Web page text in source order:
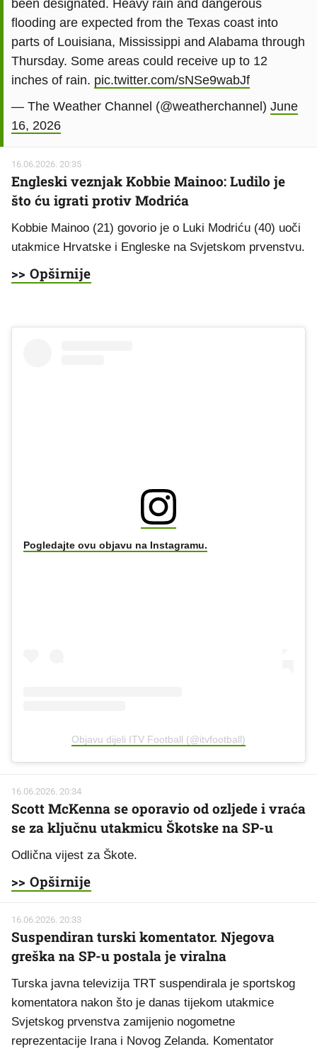
been designated. Heavy rain and dangerous
flooding are expected from the Texas coast into
parts of Louisiana, Mississippi and Alabama through
Thursday. Some areas could receive up to 12
inches of rain. pic.twitter.com/sNSe9wabJf
— The Weather Channel (@weatherchannel) June
16, 2026
16.06.2026. 20:35
Engleski veznjak Kobbie Mainoo: Ludilo je
što ću igrati protiv Modrića
Kobbie Mainoo (21) govorio je o Luki Modriću (40) uoči
utakmice Hrvatske i Engleske na Svjetskom prvenstvu.
>> Opširnije
Pogledajte ovu objavu na Instagramu.
Objavu dijeli ITV Football (@itvfootball)
16.06.2026. 20:34
Scott McKenna se oporavio od ozljede i vraća
se za ključnu utakmicu Škotske na SP-u
Odlična vijest za Škote.
>> Opširnije
16.06.2026. 20:33
Suspendiran turski komentator. Njegova
greška na SP-u postala je viralna
Turska javna televizija TRT suspendirala je sportskog
komentatora nakon što je danas tijekom utakmice
Svjetskog prvenstva zamijenio nogometne
reprezentacije Irana i Novog Zelanda. Komentator